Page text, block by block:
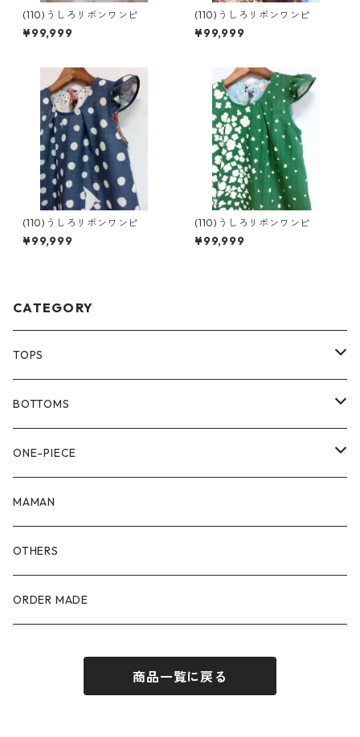
(110)うしろリボンワンピ
¥99,999
(110)うしろリボンワンピ
¥99,999
(110)うしろリボンワンピ
¥99,999
(110)うしろリボンワンピ
¥99,999
CATEGORY
TOPS
80size
90size
100size
110size
BOTTOMS
80size
90size
100size
110size
ONE-PIECE
80size
90size
100size
MAMAN
OTHERS
ORDER MADE
商品一覧に戻る